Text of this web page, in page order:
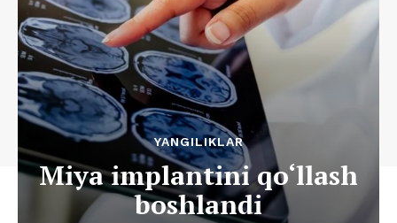
YANGILIKLAR
Miya implantini qo‘llash
boshlandi